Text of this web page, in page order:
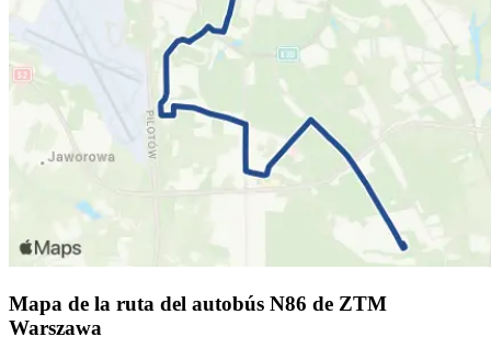
Mapa de la ruta del autobús N86 de ZTM
Warszawa